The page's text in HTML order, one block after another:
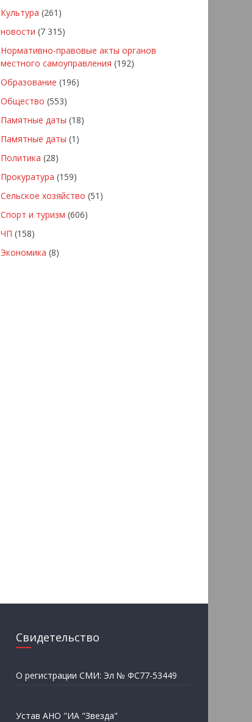
Культура (261)
новости (7 315)
Нормативно-правовые акты органов
местного самоуправления (192)
Образование (196)
Общество (553)
Памятные даты (18)
Памятные даты (1)
Политика (28)
Прокуратура (159)
Сельское хозяйство (51)
Спорт и туризм (606)
ЧП (158)
Экономика (8)
Свидетельство
О регистрации СМИ: Эл № ФС77-53449
Устав АНО "ИА "Звезда"